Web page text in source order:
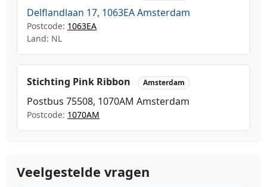
Delflandlaan 17, 1063EA Amsterdam
Postcode: 1063EA
Land: NL
Stichting Pink Ribbon Amsterdam
Postbus 75508, 1070AM Amsterdam
Postcode: 1070AM
Veelgestelde vragen